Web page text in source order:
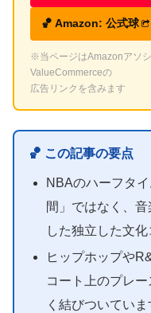
🏀 Amazon: 公式球
※当ページはAmazonアソ
ValueCommerceの
広告リンクを含みます
🏀 この記事の要点
NBAのハーフタ
間」ではなく、
した独立した文化
ヒップホップや
コート上のプレ
く結びついていま